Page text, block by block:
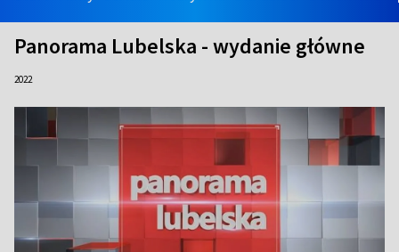
Panorama Lubelska - wydanie główne
2022